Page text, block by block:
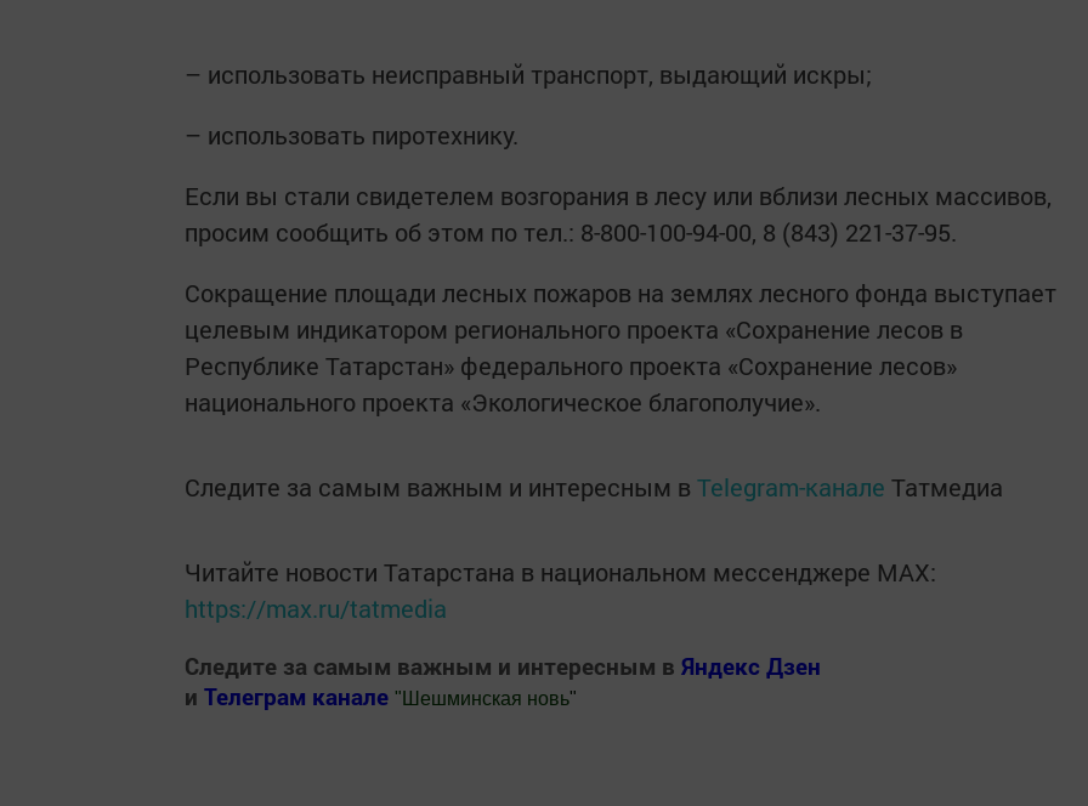
– использовать неисправный транспорт, выдающий искры;
– использовать пиротехнику.
Если вы стали свидетелем возгорания в лесу или вблизи лесных массивов,
просим сообщить об этом по тел.: 8-800-100-94-00, 8 (843) 221-37-95.
Сокращение площади лесных пожаров на землях лесного фонда выступает
целевым индикатором регионального проекта «Сохранение лесов в
Республике Татарстан» федерального проекта «Сохранение лесов»
национального проекта «Экологическое благополучие».
Следите за самым важным и интересным в Telegram-канале Татмедиа
Читайте новости Татарстана в национальном мессенджере MАХ:
https://max.ru/tatmedia
Следите за самым важным и интересным в Яндекс Дзен
и Телеграм канале " Шешминская новь"